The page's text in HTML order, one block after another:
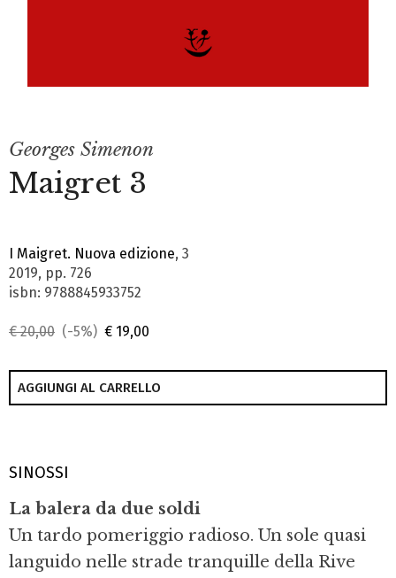
Georges Simenon
Maigret 3
I Maigret. Nuova edizione, 3
2019, pp. 726
isbn: 9788845933752
€ 20,00 (-5%) € 19,00
AGGIUNGI AL CARRELLO
SINOSSI
La balera da due soldi
Un tardo pomeriggio radioso. Un sole quasi
languido nelle strade tran­quil­le della Rive